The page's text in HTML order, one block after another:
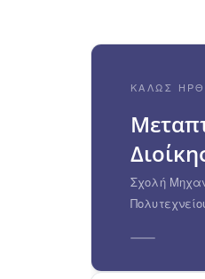
ΚΑΛΏΣ
Σχολή